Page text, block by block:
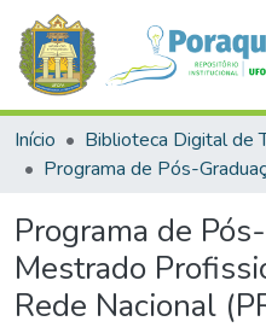
Início
Programa de
Mestrado
Rede Nacional